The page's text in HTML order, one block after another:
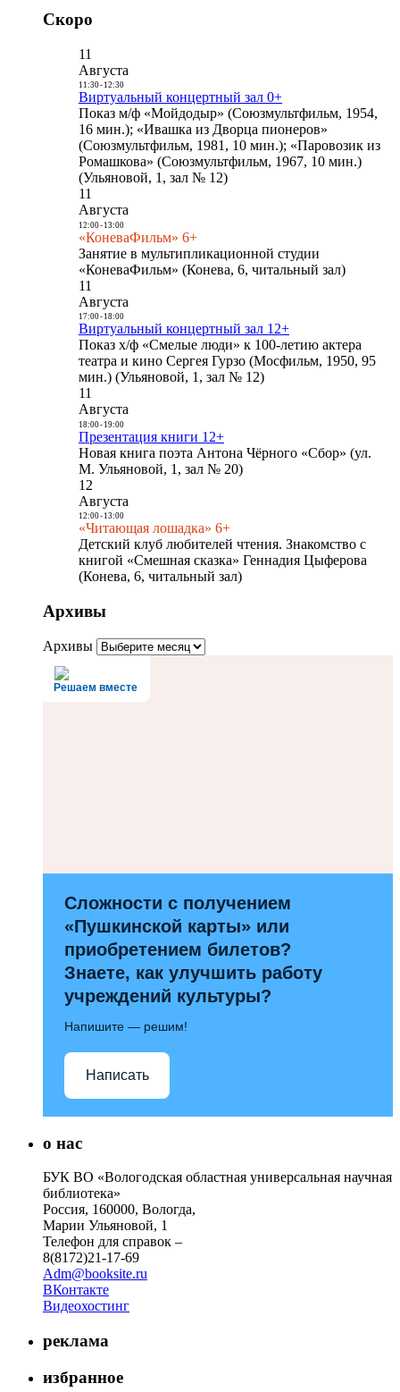
Скоро
11
Августа
11:30- 12:30
Виртуальный концертный зал 0+
Показ м/ф «Мойдодыр» (Союзмультфильм, 1954,
16 мин.); «Ивашка из Дворца пионеров»
(Союзмультфильм, 1981, 10 мин.); «Паровозик из
Ромашкова» (Союзмультфильм, 1967, 10 мин.)
(Ульяновой, 1, зал № 12)
11
Августа
12:00- 13:00
«КоневаФильм» 6+
Занятие в мультипликационной студии
«КоневаФильм» (Конева, 6, читальный зал)
11
Августа
17:00- 18:00
Виртуальный концертный зал 12+
Показ х/ф «Смелые люди» к 100-летию актера
театра и кино Сергея Гурзо (Мосфильм, 1950, 95
мин.) (Ульяновой, 1, зал № 12)
11
Августа
18:00- 19:00
Презентация книги 12+
Новая книга поэта Антона Чёрного «Сбор» (ул.
М. Ульяновой, 1, зал № 20)
12
Августа
12:00- 13:00
«Читающая лошадка» 6+
Детский клуб любителей чтения. Знакомство с
книгой «Смешная сказка» Геннадия Цыферова
(Конева, 6, читальный зал)
Архивы
Архивы
Решаем вместе
Сложности с получением
«Пушкинской карты» или
приобретением билетов?
Знаете, как улучшить работу
учреждений культуры?
Напишите — решим!
Написать
о нас
БУК ВО «Вологодская областная универсальная научная
библиотека»
Россия, 160000, Вологда,
Марии Ульяновой, 1
Телефон для справок –
8(8172)21-17-69
Adm@booksite.ru
ВКонтакте
Видеохостинг
реклама
избранное